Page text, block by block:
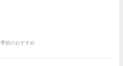
季節のおすすめ